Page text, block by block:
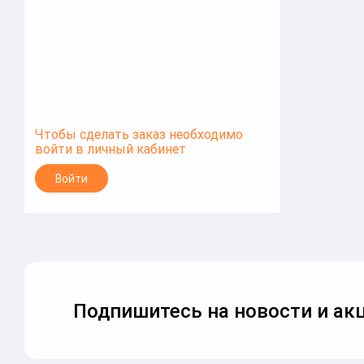
Чтобы сделать заказ необходимо
войти в личный кабинет
Войти
Подпишитесь на новости и